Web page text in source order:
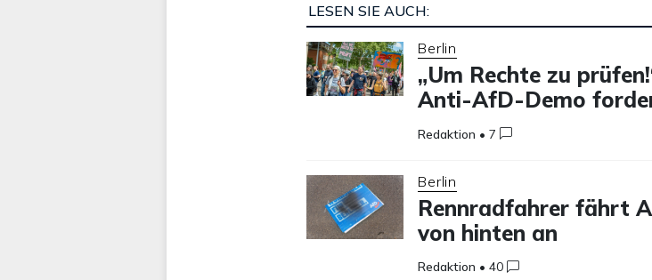
LESEN SIE AUCH:
Berlin
„Um Rechte zu
Anti-AfD-Demo
Redaktion •7
Berlin
Rennradfahrer fährt
von hinten an
Redaktion •40